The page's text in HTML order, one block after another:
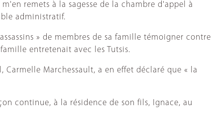
remets à la sagesse de la chambre d'appel à
administratif.
» de membres de sa famille témoigner contre
entretenait avec les Tutsis.
Marchessault, a en effet déclaré que « la
continue, à la résidence de son fils, Ignace, au